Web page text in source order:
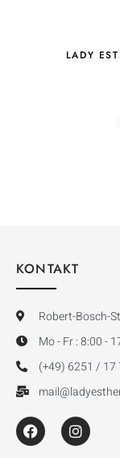
LADY
KONTAKT
Robert-Bosch-
Mo - Fr : 8:00 -
(+49) 6251 / 17